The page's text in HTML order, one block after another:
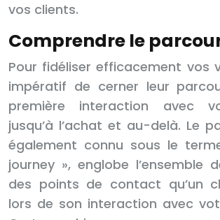
vos clients.
Comprendre le
Pour fidéliser efficacement vos
impératif de cerner leur
première interaction avec
jusqu’à l’achat et au-delà. Le
également connu sous le
journey », englobe l’ensemble
des points de contact qu’un
lors de son interaction avec